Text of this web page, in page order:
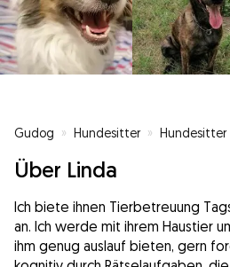
Gudog » Hundesitter » Hundesitter
Über Linda
Ich biete ihnen Tierbetreuung
an. Ich werde mit ihrem Haustier
ihm genug auslauf bieten, gern